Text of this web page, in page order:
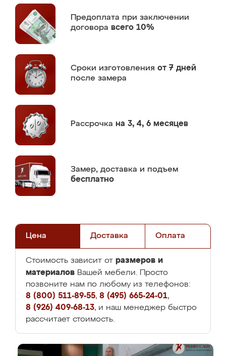
Предоплата при заключении
договора всего 10%
Сроки изготовления от 7 дней
после замера
Рассрочка на 3, 4, 6 месяцев
Замер, доставка и подъем
бесплатно
Цена Доставка Оплата
Стоимость зависит от размеров и
материалов Вашей мебели. Просто
позвоните нам по любому из телефонов:
8 (800) 511-89-55, 8 (495) 665-24-01,
8 (926) 409-68-13, и наш менеджер быстро
рассчитает стоимость.